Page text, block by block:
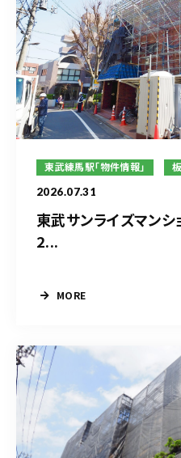
東武練馬駅「物件情報」
2026.07.31
東武サンライズマン
2...
MORE